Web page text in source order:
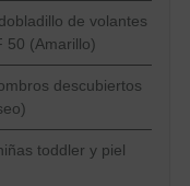
de volantes
50 (Amarillo)
descubiertos
toddler y piel